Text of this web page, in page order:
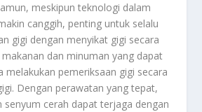
meskipun teknologi dalam
canggih, penting untuk selalu
gigi dengan menyikat gigi secara
dan minuman yang dapat
melakukan pemeriksaan gigi secara
Dengan perawatan yang tepat,
senyum cerah dapat terjaga dengan